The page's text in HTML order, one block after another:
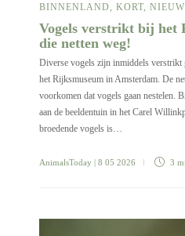
BINNENLAND KORT
Vogels verstrikt bij het
die netten weg!
Diverse vogels zijn inmiddels verstrikt
het Rijksmuseum in Amsterdam. De
voorkomen dat vogels gaan nestelen.
aan de beeldentuin in het Carel
broedende vogels is…
AnimalsToday | 8 05 2026 3